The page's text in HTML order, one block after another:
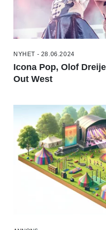
NYHET - 28.06.2024
Icona Pop, Olof
Out West